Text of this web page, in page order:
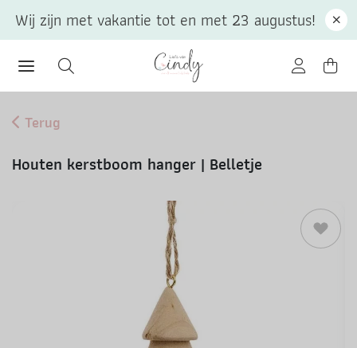
Terug
Houten kerstboom hanger | Belletje
Wij zijn met vakantie tot en met 23 augustus!